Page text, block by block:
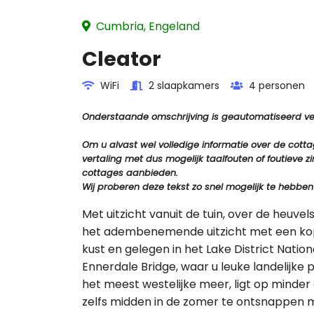
Cumbria, Engeland
Cleator
WiFi 2 slaapkamers 4 personen
Onderstaande omschrijving is geautomatiseerd
Om u alvast wel volledige informatie over de
vertaling met dus mogelijk taalfouten of foutieve
cottages aanbieden.
Wij proberen deze tekst zo snel mogelijk te
Met uitzicht vanuit de tuin, over de
het adembenemende uitzicht met een
kust en gelegen in het Lake District
Ennerdale Bridge, waar u leuke
het meest westelijke meer, ligt op
zelfs midden in de zomer te ontsnappen